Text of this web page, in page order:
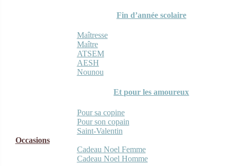
Fin d’année scolaire
Maîtresse
Maître
ATSEM
AESH
Nounou
Et pour les amoureux
Pour sa copine
Pour son copain
Saint-Valentin
Occasions
Cadeau Noel Femme
Cadeau Noel Homme